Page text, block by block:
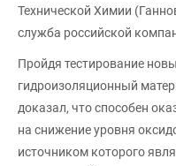
Технической Химии
служба российской
Пройдя тестирование
гидроизоляционный
доказал, что способен
на снижение уровня
источником которого